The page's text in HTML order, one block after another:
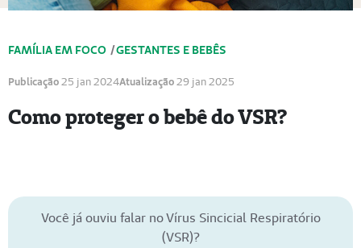
FAMÍLIA EM FOCO /GESTANTES E BEBÊS
Publicação25 jan 2024Atualização29 jan 2025
Como proteger o bebê do VSR?
Você já ouviu falar no Vírus Sincicial Respiratório
(VSR)?